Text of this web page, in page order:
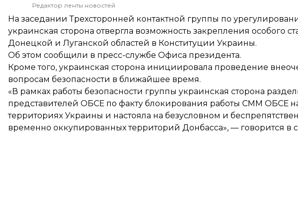
Редактор ленты новостей
На заседании Трехсторонней контактной группы по
украинская сторона отвергла возможность закрепления особого
Донецкой и Луганской областей в Конституции Украины.
Об этом сообщили в пресс-службе Офиса президента.
Кроме того, украинская сторона инициировала проведение
вопросам безопасности в ближайшее время.
«В рамках работы безопасности группы украинская сторона
представителей ОБСЕ по факту блокирования работы СММ ОБСЕ
территориях Украины и настояла на безусловном и
временно оккупированных территорий Донбасса», — говорится в